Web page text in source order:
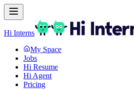
Hi Interns
My Space
Jobs
Hi Resume
Hi Agent
Pricing